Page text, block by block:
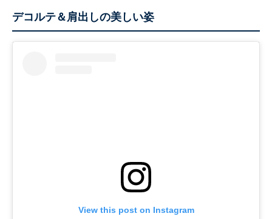
デコルテ＆肩出しの美しい姿
View this post on Instagram